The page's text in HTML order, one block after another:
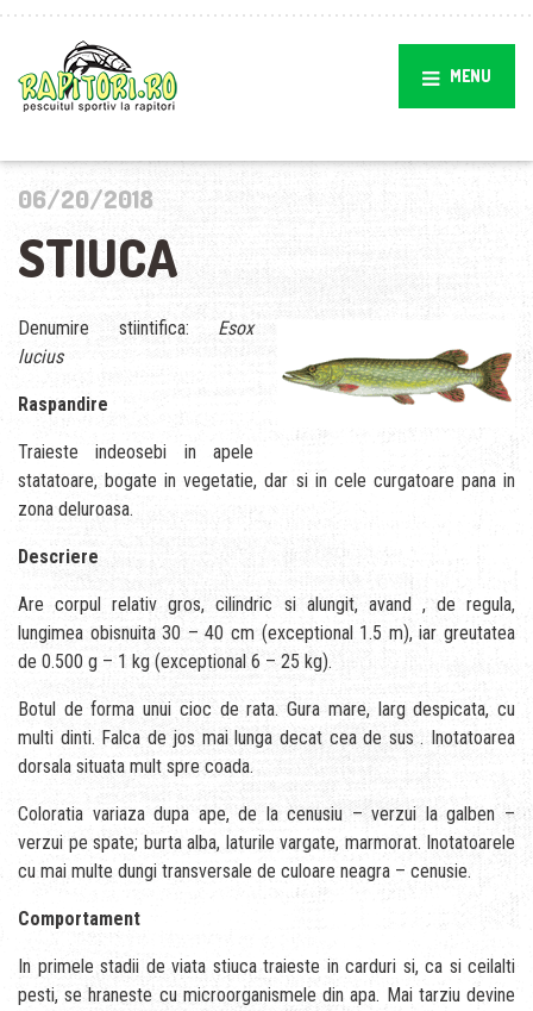
MENU
06/20/2018
STIUCA
Denumire stiintifica: Esox
lucius
Raspandire
Traieste indeosebi in apele
statatoare, bogate in vegetatie, dar si in cele curgatoare pana in
zona deluroasa.
Descriere
Are corpul relativ gros, cilindric si alungit, avand , de regula,
lungimea obisnuita 30 – 40 cm (exceptional 1.5 m), iar greutatea
de 0.500 g – 1 kg (exceptional 6 – 25 kg).
Botul de forma unui cioc de rata. Gura mare, larg despicata, cu
multi dinti. Falca de jos mai lunga decat cea de sus . Inotatoarea
dorsala situata mult spre coada.
Coloratia variaza dupa ape, de la cenusiu – verzui la galben –
verzui pe spate; burta alba, laturile vargate, marmorat. Inotatoarele
cu mai multe dungi transversale de culoare neagra – cenusie.
Comportament
In primele stadii de viata stiuca traieste in carduri si, ca si ceilalti
pesti, se hraneste cu microorganismele din apa. Mai tarziu devine